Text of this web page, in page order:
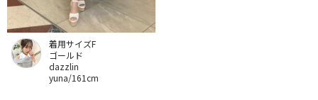
着用サイズF
ゴールド
dazzlin
yuna/161cm